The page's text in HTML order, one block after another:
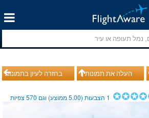
בחזרה לעיון בתמונות העלה את תמונותיך
1 הצבעות (5.00ממוצע) וגם 570צפיות